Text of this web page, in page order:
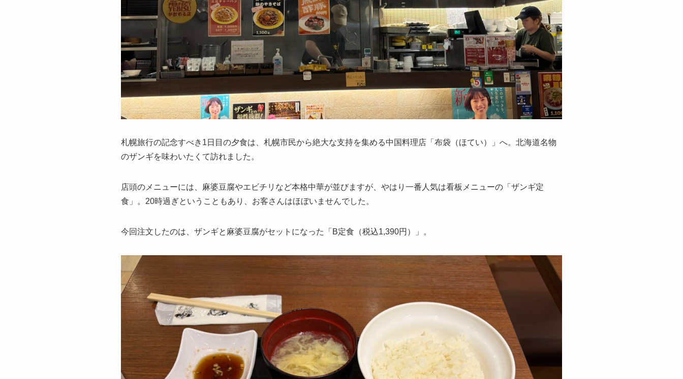
札幌旅行の記念すべき1日目の夕食は、札幌市民から絶大な支持を集める中国料理店「布袋（ほてい）」へ。北海道名物
のザンギを味わいたくて訪れました。
店頭のメニューには、麻婆豆腐やエビチリなど本格中華が並びますが、やはり一番人気は看板メニューの「ザンギ定
食」。20時過ぎということもあり、お客さんはほぼいませんでした。
今回注文したのは、ザンギと麻婆豆腐がセットになった「B定食（税込1,390円）」。